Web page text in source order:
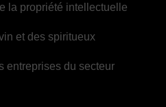
la propriété intellectuelle
et des spiritueux
entreprises du secteur